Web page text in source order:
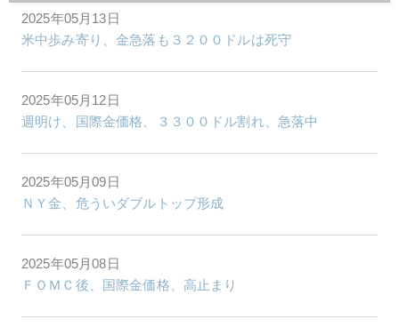
2025年05月13日
米中歩み寄り、金急落も３２００ドルは死守
2025年05月12日
週明け、国際金価格、３３００ドル割れ、急落中
2025年05月09日
ＮＹ金、危ういダブルトップ形成
2025年05月08日
ＦＯＭＣ後、国際金価格、高止まり